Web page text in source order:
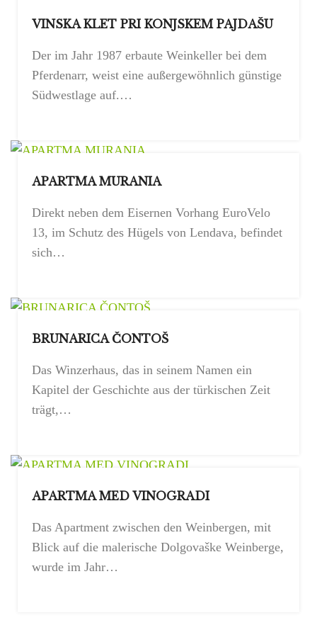
VINSKA KLET PRI KONJSKEM PAJDAŠU
Der im Jahr 1987 erbaute Weinkeller bei dem
Pferdenarr, weist eine außergewöhnlich günstige
Südwestlage auf.…
APARTMA MURANIA
Direkt neben dem Eisernen Vorhang EuroVelo
13, im Schutz des Hügels von Lendava, befindet
sich…
BRUNARICA ČONTOŠ
Das Winzerhaus, das in seinem Namen ein
Kapitel der Geschichte aus der türkischen Zeit
trägt,…
APARTMA MED VINOGRADI
Das Apartment zwischen den Weinbergen, mit
Blick auf die malerische Dolgovaške Weinberge,
wurde im Jahr…